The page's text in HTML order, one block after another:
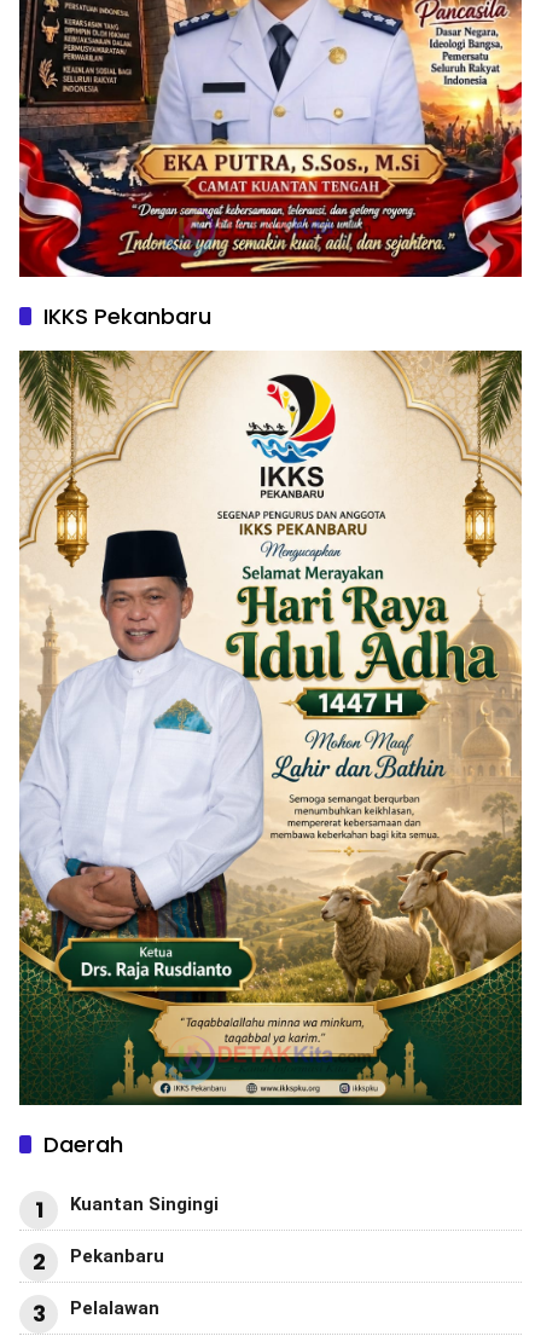
IKKS Pekanbaru
Daerah
1 Kuantan Singingi
2 Pekanbaru
3 Pelalawan